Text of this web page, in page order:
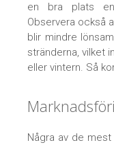
en bra plats
Observera också
blir mindre
stränderna, vilket
eller vintern. Så
Några av de